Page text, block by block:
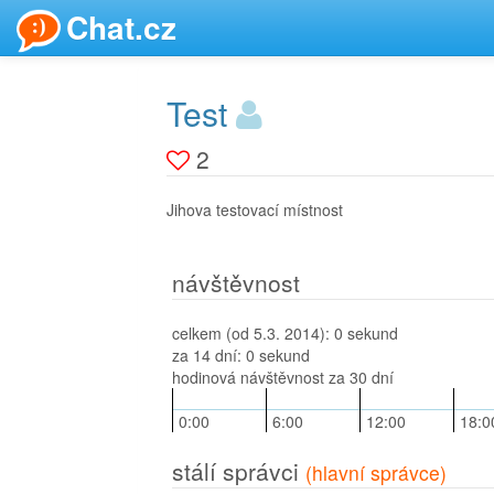
Chat.cz
Test
2
Jihova testovací místnost
návštěvnost
celkem (od 5.3. 2014): 0 sekund
za 14 dní: 0 sekund
hodinová návštěvnost za 30 dní
0:00
6:00 12:00
stálí správci (hlavní správce)